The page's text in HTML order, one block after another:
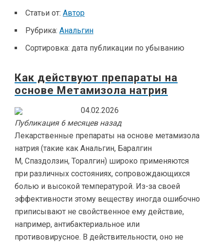
Статьи от: Автор
Рубрика: Анальгин
Сортировка: дата публикации по убыванию
Как действуют препараты на
основе Метамизола натрия
04.02.2026
Публикация 6 месяцев назад
Лекарственные препараты на основе метамизола
натрия (такие как Анальгин, Баралгин
М, Спаздолзин, Торалгин) широко применяются
при различных состояниях, сопровождающихся
болью и высокой температурой. Из-за своей
эффективности этому веществу иногда ошибочно
приписывают не свойственное ему действие,
например, антибактериальное или
противовирусное. В действительности, оно не